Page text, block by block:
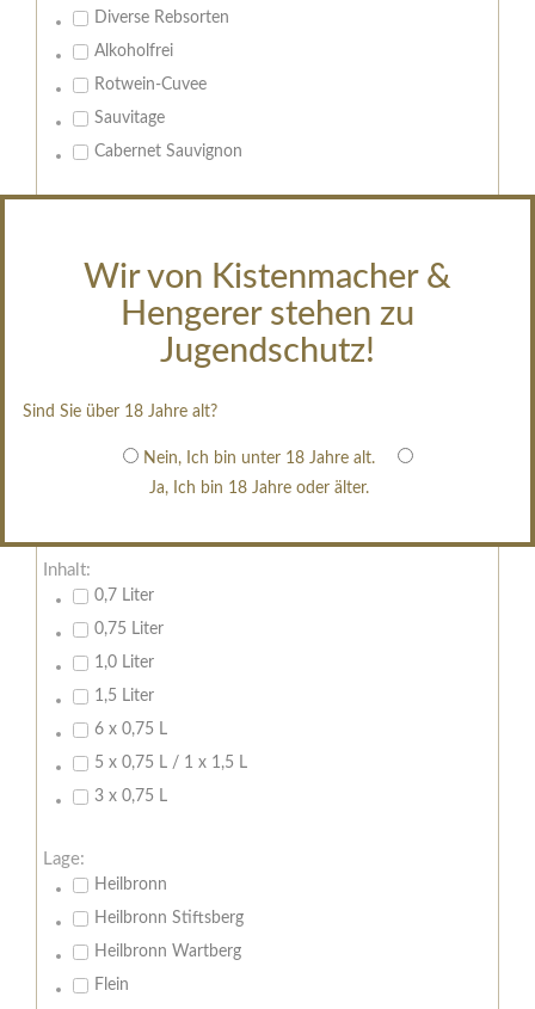
Wir von Kistenmacher &
Hengerer stehen zu
Jugendschutz!
Sind Sie über 18 Jahre alt?
Nein, Ich bin unter 18 Jahre alt.
Ja, Ich bin 18 Jahre oder älter.
Diverse Rebsorten
Alkoholfrei
Rotwein-Cuvee
Sauvitage
Cabernet Sauvignon
feinherb
halbtrocken
Brut
Inhalt:
0,7 Liter
0,75 Liter
1,0 Liter
1,5 Liter
6 x 0,75 L
5 x 0,75 L / 1 x 1,5 L
3 x 0,75 L
Lage:
Heilbronn
Heilbronn Stiftsberg
Heilbronn Wartberg
Flein